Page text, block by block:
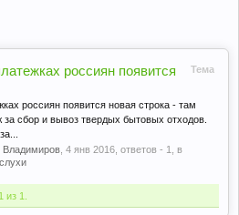
Тема
россиян появится
россиян появится новая строка - там
за сбор и вывоз твердых бытовых отходов.
Владимиров 4 янв 2016 , ответов - 1, в
из 1.